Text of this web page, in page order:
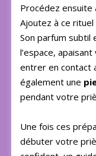
Procédez ensuite
Ajoutez à ce rituel
Son parfum subtil
l’espace,
entrer en contact
également une
pendant votre
Une fois ces
débuter votre